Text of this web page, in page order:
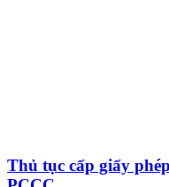
Thủ tục cấp giấy